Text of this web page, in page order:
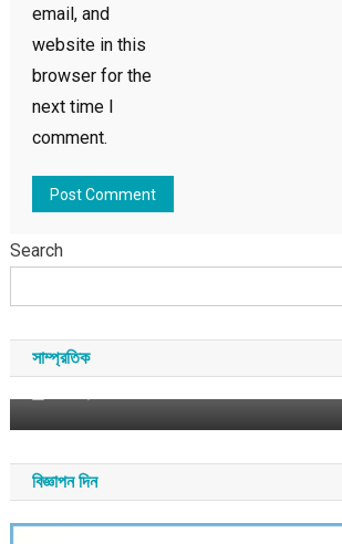
email, and
website in this
browser for the
next time I
comment.
Search
সাম্প্রতিক
শেখ হাসিনাকে নিয়ে কি দিল্লির অস্বস্তি
বিজ্ঞাপন দিন